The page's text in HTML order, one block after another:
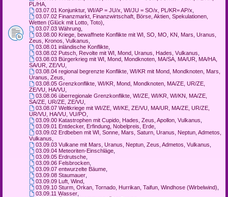
PL/HA
03.07.01 Konjunktur, WI/AP = JU/x, WI/JU = SO/x, PL/KR= AP/x
03.07.02 Finanzmarkt, Finanzwirtschaft, Börse, Aktien, Spekulationen,
Wetten (Glück mit Lotto, Toto)
03.07.03 Währung,
03.08.00 Kriege, bewaffnete Konflikte mit WI, SO, MO, KN, Mars, Uranus,
Zeus, Kronos, Vulkanus
03.08.01 inländische Konflikte,
03.08.02 Putsch, Revolte mit WI, Mond, Uranus, Hades, Vulkanus
03.08.03 Bürgerkrieg mit WI, Mond, Mondknoten, MA/SA, MA/UR, MA/HA,
SA/UR, ZE/VU
03.08.04 regional begrenzte Konflikte, WI/KR mit Mond, Mondknoten, Mars,
Uranus, Zeus
03.08.05 Grenzkonflikte, WI/KR, Mond, Mondknoten, MA/ZE, UR/ZE,
ZE/VU, HA/VU
03.08.06 überregionale Grenzkonflikte, WI/ZE, WI/KR, WI/KN, MA/ZE,
SA/ZE, UR/ZE, ZE/VU
03.08.07 Weltkriege mit WI/ZE, WI/KE, ZE/VU, MA/UR, MA/ZE, UR/ZE,
UR/VU, HA/VU, VU/PO
03.09.00 Katastrophen mit Cupido, Hades, Zeus, Apollon, Vulkanus
03.09.01 Entdecker, Erfindung, Nobelpreis, Erde,
03.09.02 Erdbeben mit WI, Sonne, Mars, Saturn, Uranus, Neptun, Admetos,
Vulkanus
03.09.03 Vulkane mit Mars, Uranus, Neptun, Zeus, Admetos, Vulkanus
03.09.04 Meteoriten-Einschläge,
03.09.05 Erdrutsche,
03.09.06 Felsbrocken,
03.09.07 entwurzelte Bäume,
03.09.08 Staumauer,
03.09.09 Luft, Wind,
03.09.10 Sturm, Orkan, Tornado, Hurrikan, Taifun, Windhose (Wirbelwind)
03.09.11 Wasser,